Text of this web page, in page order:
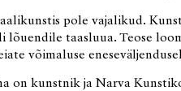
pole vajalikud.
lõuendile taasluua. Teose
võimaluse
on kunstnik ja Narva